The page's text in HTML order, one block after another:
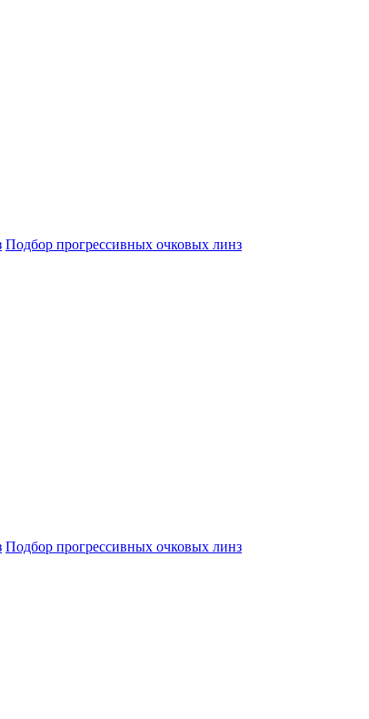
Подбор прогрессивных очковых линз
Подбор прогрессивных очковых линз